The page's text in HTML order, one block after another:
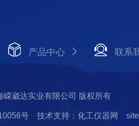
产品中心 联系
崴达实业有限公司 版权所有
号 技术支持：化工仪器网